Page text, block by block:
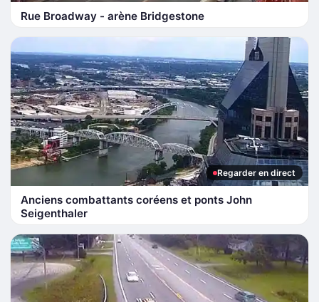
Rue Broadway - arène Bridgestone
Regarder en direct
Anciens combattants coréens et ponts John
Seigenthaler